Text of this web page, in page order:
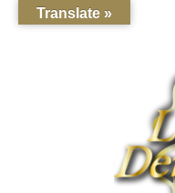
Translate »